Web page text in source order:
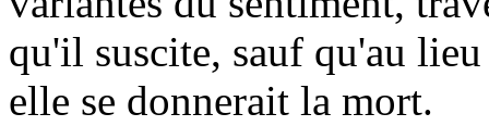
qu'il suscite, sauf qu'au
elle se donnerait la mort.